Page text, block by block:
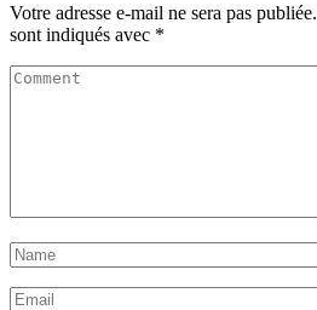
Votre adresse e-mail ne sera pas publiée.
sont indiqués avec *